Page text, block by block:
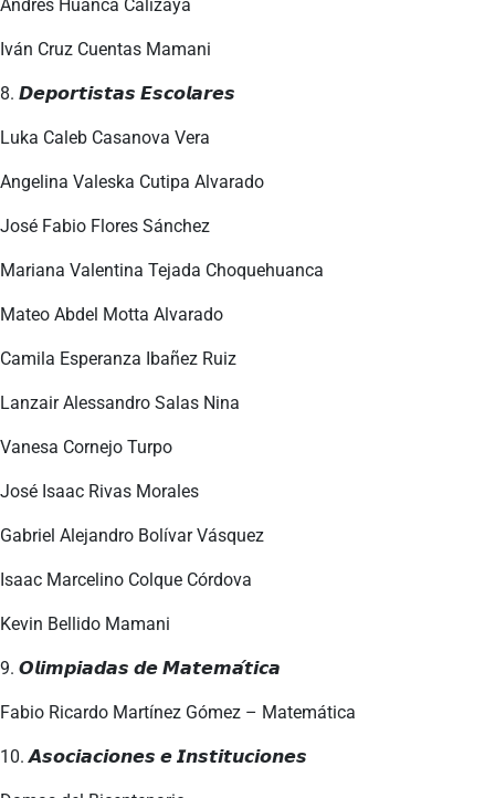
Andrés Huanca Calizaya
Iván Cruz Cuentas Mamani
8. 𝘿𝙚𝙥𝙤𝙧𝙩𝙞𝙨𝙩𝙖𝙨 𝙀𝙨𝙘𝙤𝙡𝙖𝙧𝙚𝙨
Luka Caleb Casanova Vera
Angelina Valeska Cutipa Alvarado
José Fabio Flores Sánchez
Mariana Valentina Tejada Choquehuanca
Mateo Abdel Motta Alvarado
Camila Esperanza Ibañez Ruiz
Lanzair Alessandro Salas Nina
Vanesa Cornejo Turpo
José Isaac Rivas Morales
Gabriel Alejandro Bolívar Vásquez
Isaac Marcelino Colque Córdova
Kevin Bellido Mamani
9. 𝙊𝙡𝙞𝙢𝙥𝙞𝙖𝙙𝙖𝙨 𝙙𝙚 𝙈𝙖𝙩𝙚𝙢𝙖́𝙩𝙞𝙘𝙖
Fabio Ricardo Martínez Gómez – Matemática
10. 𝘼𝙨𝙤𝙘𝙞𝙖𝙘𝙞𝙤𝙣𝙚𝙨 𝙚 𝙄𝙣𝙨𝙩𝙞𝙩𝙪𝙘𝙞𝙤𝙣𝙚𝙨